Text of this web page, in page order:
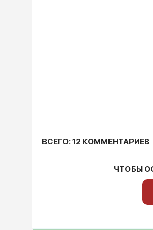
ВСЕГО: 12 КОММЕНТАРИЕВ
ЧТОБЫ